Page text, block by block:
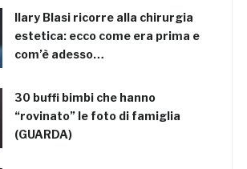
Ilary Blasi ricorre alla chirurgia
estetica: ecco come era prima e
com’è adesso…
30 buffi bimbi che hanno
“rovinato” le foto di famiglia
(GUARDA)